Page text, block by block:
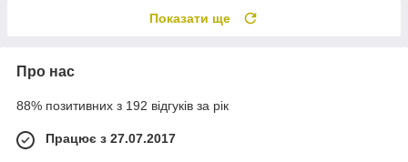
Показати ще
Про нас
88% позитивних з 192 відгуків за рік
Працює з 27.07.2017